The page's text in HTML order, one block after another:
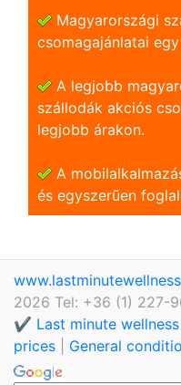
Magyarországi
csomagajánlatai
A legjobb
szállodák akciós
legjobb árakon.
A
és egyszerũen
2026 Tel: +36 (1) 227-
✔️ Last minute
prices
General